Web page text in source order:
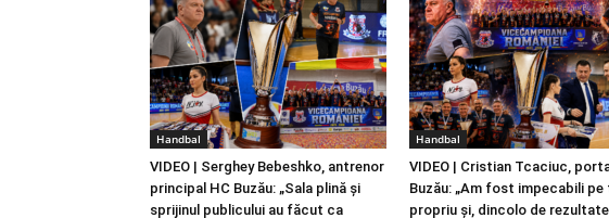
Handbal
VIDEO | Serghey Bebeshko, antrenor
principal HC Buzău: „Sala plină și
sprijinul publicului au făcut ca
Handbal
VIDEO | Cristian Tcaciuc,
Buzău: „Am fost impecabili pe
propriu și, dincolo de